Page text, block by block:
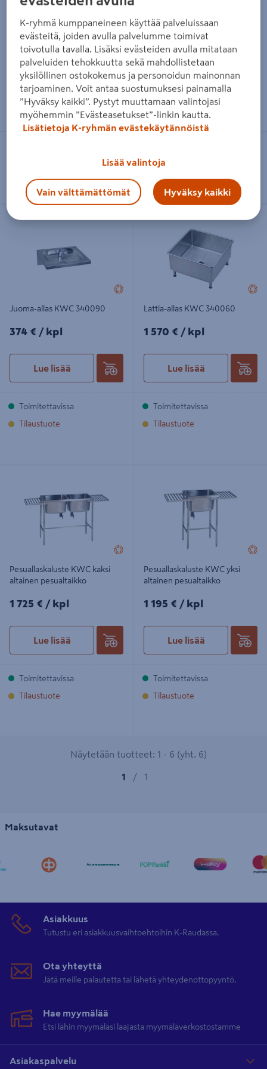
Allaskaapin suojakaukalo
Tulvari AK-yleismalli 80cm
70,90€/kpl
70,90 €/ kpl
Lue lisää
Allaskaapin suojakaukalo
Tulvari AK-465 50cm
55,90€/kpl
55,90 € / kpl
Lue lisää
Heti 6 myymälästä
Juoma-allas KWC 340090
Juoma-allas KWC 340090
374€/kpl
374 € / kpl
Lue lisää
Toimitettavissa
Tilaustuote
Lattia-allas KWC 340060
1570€/kpl
1 570 € / kpl
Lue lisää
Toimitettavissa
Tilaustuote
Pesuallaskaluste KWC kaksi
altainen pesualtaikko
1725€/kpl
1 725 € / kpl
Lue lisää
Toimitettavissa
Tilaustuote
Pesuallaskaluste KWC yksi
altainen pesualtaikko
1195€/kpl
1 195 € / kpl
Lue lisää
Toimitettavissa
Tilaustuote
Näytetään tuotteet: 1 - 6 (yht. 6)
1 / 1
Maksutavat
Asiakkuus
Tutustu eri asiakkuusvaihtoehtoihin K-Raudassa.
Ota yhteyttä
Jätä meille palautetta tai lähetä yhteydenottopyyntö.
Hae myymälää
Etsi lähin myymäläsi laajasta myymäläverkostostamme
Asiakaspalvelu
K-ryhmä kumppaneineen käyttää palveluissaan
evästeitä, joiden avulla palvelumme toimivat
toivotulla tavalla. Lisäksi evästeiden avulla mitataan
palveluiden tehokkuutta sekä mahdollistetaan
yksilöllinen ostokokemus ja personoidun mainonnan
tarjoaminen. Voit antaa suostumuksesi painamalla
”Hyväksy kaikki”. Pystyt muuttamaan valintojasi
myöhemmin ”Evästeasetukset”-linkin kautta.
Lisätietoja K-ryhmän evästekäytännöistä
Lisää valintoja
Vain välttämättömät Hyväksy kaikki